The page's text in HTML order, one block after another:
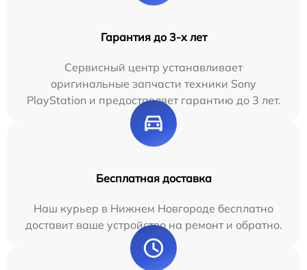
Гарантия до 3-х лет
Сервисный центр устанавливает
оригинальные запчасти техники Sony
PlayStation и предоставляет гарантию до 3 лет.
Бесплатная доставка
Наш курьер в Нижнем Новгороде бесплатно
доставит ваше устройство на ремонт и обратно.